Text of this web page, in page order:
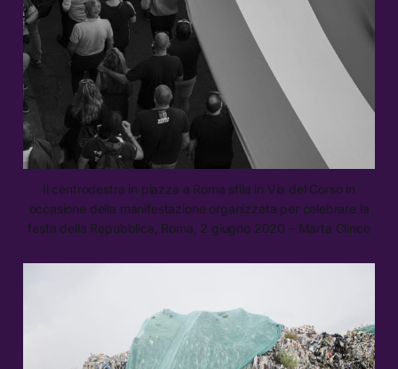
Il centrodestra in piazza a Roma sfila in Via del Corso in
occasione della manifestazione organizzata per celebrare la
festa della Repubblica, Roma, 2 giugno 2020 – Marta Clinco